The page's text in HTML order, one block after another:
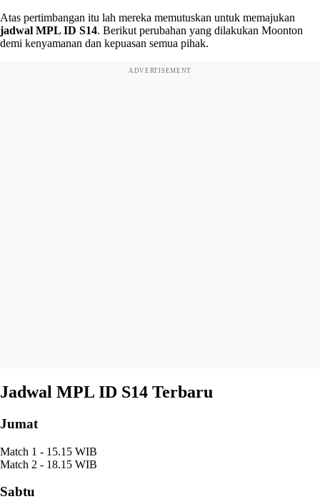
Atas pertimbangan itu lah mereka memutuskan untuk memajukan
jadwal MPL ID S14. Berikut perubahan yang dilakukan Moonton
demi kenyamanan dan kepuasan semua pihak.
ADVERTISEMENT
Jadwal MPL ID S14 Terbaru
Jumat
Match 1 - 15.15 WIB
Match 2 - 18.15 WIB
Sabtu